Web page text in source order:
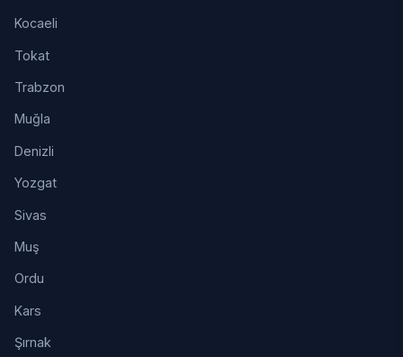
Kocaeli
Tokat
Trabzon
Muğla
Denizli
Yozgat
Sivas
Muş
Ordu
Kars
Şırnak